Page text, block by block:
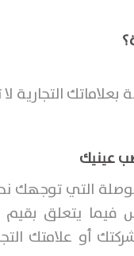
التجارية
عينيك
التي توجهك
يتعلق بقيم
أو علامتك